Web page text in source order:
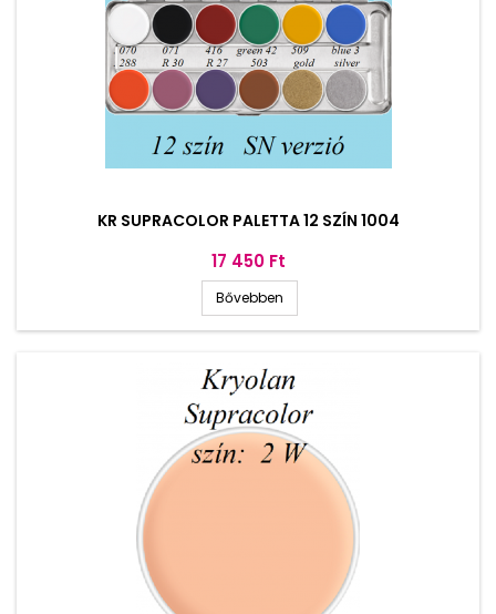
KR SUPRACOLOR PALETTA 12 SZÍN 1004
Ár
17 450 Ft
Bővebben